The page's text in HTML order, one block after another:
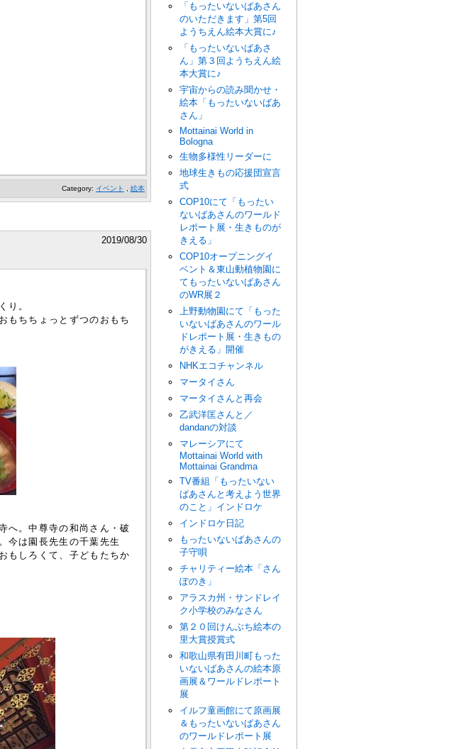
Category: イベント , 絵本
2019/08/30
り。
もちちょっとずつのおもち
へ。中尊寺の和尚さん・破
今は園長先生の千葉先生
もしろくて、子どもたちか
「もったいないばあさん
のいただきます」第5回
ようちえん絵本大賞に♪
「もったいないばあさ
ん」第３回ようちえん絵
本大賞に♪
宇宙からの読み聞かせ・
絵本「もったいないばあ
さん」
Mottainai World in
Bologna
生物多様性リーダーに
地球生きもの応援団宣言
式
COP10にて「もったい
ないばあさんのワールド
レポート展・生きものが
きえる」
COP10オープニングイ
ベント＆東山動植物園に
てもったいないばあさん
のWR展２
上野動物園にて「もった
いないばあさんのワール
ドレポート展・生きもの
がきえる」開催
NHKエコチャンネル
マータイさん
マータイさんと再会
乙武洋匡さんと／
dandanの対談
マレーシアにて
Mottainai World with
Mottainai Grandma
TV番組「もったいない
ばあさんと考えよう世界
のこと」インドロケ
インドロケ日記
もったいないばあさんの
子守唄
チャリティー絵本「さん
ぽのき」
アラスカ州・サンドレイ
ク小学校のみなさん
第２０回けんぶち絵本の
里大賞授賞式
和歌山県有田川町もった
いないばあさんの絵本原
画展＆ワールドレポート
展
イルフ童画館にて原画展
＆もったいないばあさん
のワールドレポート展